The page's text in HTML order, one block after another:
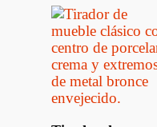
Leer Más